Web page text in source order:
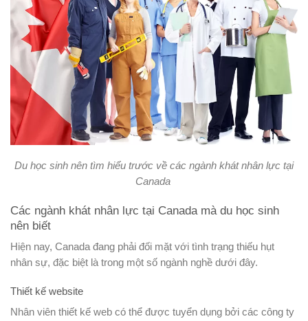
Du học sinh nên tìm hiểu trước về các ngành khát nhân lực tại
Canada
Các ngành khát nhân lực tại Canada mà du học sinh
nên biết
Hiện nay, Canada đang phải đối mặt với tình trạng thiếu hụt
nhân sự, đặc biệt là trong một số ngành nghề dưới đây.
Thiết kế website
Nhân viên thiết kế web có thể được tuyển dụng bởi các công ty